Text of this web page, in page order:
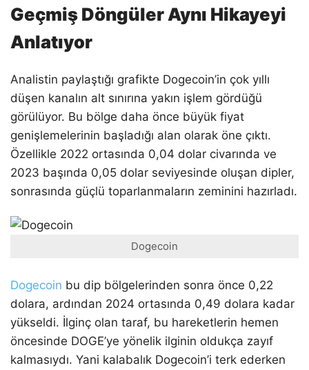
Geçmiş Döngüler Aynı Hikayeyi
Anlatıyor
Analistin paylaştığı grafikte Dogecoin’in çok yıllı
düşen kanalın alt sınırına yakın işlem gördüğü
görülüyor. Bu bölge daha önce büyük fiyat
genişlemelerinin başladığı alan olarak öne çıktı.
Özellikle 2022 ortasında 0,04 dolar civarında ve
2023 başında 0,05 dolar seviyesinde oluşan dipler,
sonrasında güçlü toparlanmaların zeminini hazırladı.
Dogecoin
Dogecoin bu dip bölgelerinden sonra önce 0,22
dolara, ardından 2024 ortasında 0,49 dolara kadar
yükseldi. İlginç olan taraf, bu hareketlerin hemen
öncesinde DOGE’ye yönelik ilginin oldukça zayıf
kalmasıydı. Yani kalabalık Dogecoin’i terk ederken